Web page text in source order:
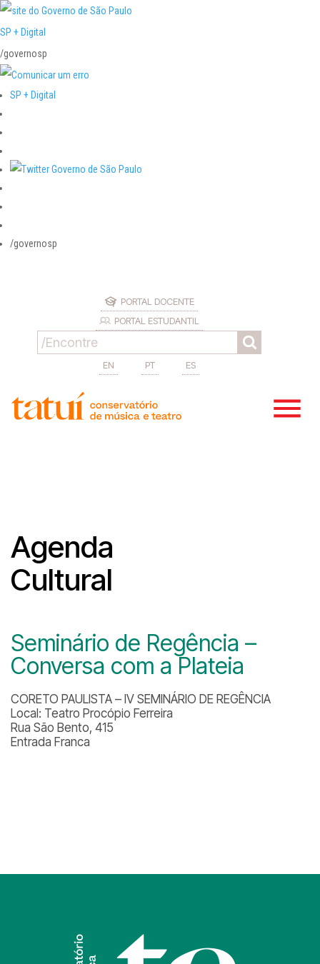
SP + Digital
/governosp
SP + Digital
/governosp
PORTAL DOCENTE
PORTAL ESTUDANTIL
EN PT ES
Agenda
Cultural
Seminário de Regência –
Conversa com a Plateia
CORETO PAULISTA – IV SEMINÁRIO DE REGÊNCIA
Local: Teatro Procópio Ferreira
Rua São Bento, 415
Entrada Franca